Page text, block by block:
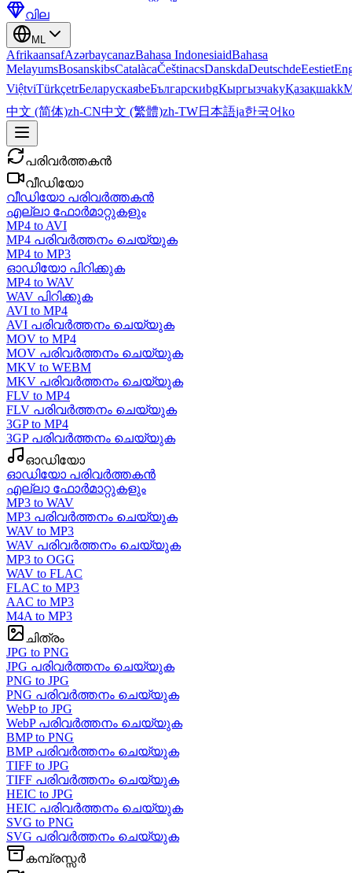
വില
ML
AfrikaansafAzərbaycanazBahasa IndonesiaidBahasa
MelayumsBosanskibsCatalàcaČeštinacsDanskdaDeutschdeEestiet
ViệtviTürkçetrБеларускаяbeБългарскиbgКыргызчаkyҚазақшаkk
中文 (简体)zh-CN中文 (繁體)zh-TW日本語ja한국어ko
പരിവർത്തകൻ
വീഡിയോ
വീഡിയോ പരിവർത്തകൻ
എല്ലാ ഫോർമാറ്റുകളും
MP4 to AVI
MP4 പരിവർത്തനം ചെയ്യുക
MP4 to MP3
ഓഡിയോ പിറിക്കുക
MP4 to WAV
WAV പിറിക്കുക
AVI to MP4
AVI പരിവർത്തനം ചെയ്യുക
MOV to MP4
MOV പരിവർത്തനം ചെയ്യുക
MKV to WEBM
MKV പരിവർത്തനം ചെയ്യുക
FLV to MP4
FLV പരിവർത്തനം ചെയ്യുക
3GP to MP4
3GP പരിവർത്തനം ചെയ്യുക
ഓഡിയോ
ഓഡിയോ പരിവർത്തകൻ
എല്ലാ ഫോർമാറ്റുകളും
MP3 to WAV
MP3 പരിവർത്തനം ചെയ്യുക
WAV to MP3
WAV പരിവർത്തനം ചെയ്യുക
MP3 to OGG
WAV to FLAC
FLAC to MP3
AAC to MP3
M4A to MP3
ചിത്രം
JPG to PNG
JPG പരിവർത്തനം ചെയ്യുക
PNG to JPG
PNG പരിവർത്തനം ചെയ്യുക
WebP to JPG
WebP പരിവർത്തനം ചെയ്യുക
BMP to PNG
BMP പരിവർത്തനം ചെയ്യുക
TIFF to JPG
TIFF പരിവർത്തനം ചെയ്യുക
HEIC to JPG
HEIC പരിവർത്തനം ചെയ്യുക
SVG to PNG
SVG പരിവർത്തനം ചെയ്യുക
കമ്പ്രസ്സർ